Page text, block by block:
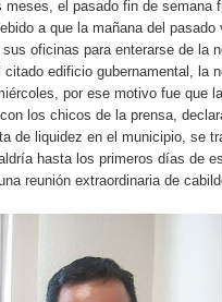
el pasado fin de semana
a que la mañana del
oficinas para enterarse de la
edificio gubernamental, la
por ese motivo fue que
los chicos de la prensa,
de liquidez en el municipio, se
hasta los primeros días de
reunión extraordinaria de